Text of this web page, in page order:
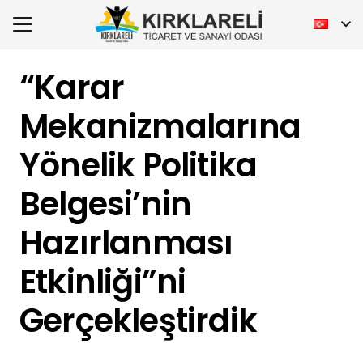
“Karar
Mekanizmalarına
Yönelik Politika
Belgesi’nin
Hazırlanması
Etkinliği”ni
Gerçekleştirdik